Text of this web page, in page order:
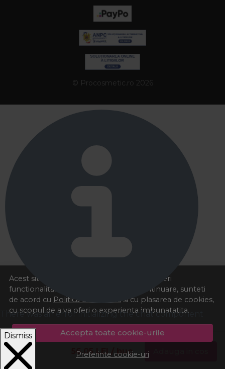
56,05LEI / buc
Acest site foloseste cookies pentru a va oferi
functionalitatea dorita. Navigand in continuare, sunteti
de acord cu Politica de cookies si cu plasarea de cookies,
cu scopul de a va oferi o experienta imbunatatita.
Accepta toate cookie-urile
Preferinte cookie-uri
© Procosmetic.ro 2026
There was an error initializing the chat component
Dismiss